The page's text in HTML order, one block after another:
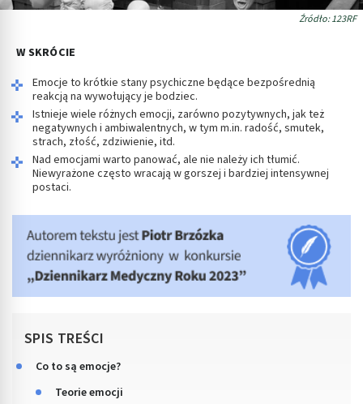
Źródło: 123RF
W SKRÓCIE
Emocje to krótkie stany psychiczne będące bezpośrednią
reakcją na wywołujący je bodziec.
Istnieje wiele różnych emocji, zarówno pozytywnych, jak też
negatywnych i ambiwalentnych, w tym m.in. radość, smutek,
strach, złość, zdziwienie, itd.
Nad emocjami warto panować, ale nie należy ich tłumić.
Niewyrażone często wracają w gorszej i bardziej intensywnej
postaci.
SPIS TREŚCI
Co to są emocje?
Teorie emocji